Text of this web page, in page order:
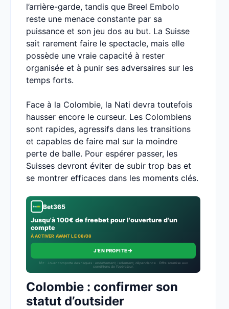
l’arrière-garde, tandis que Breel Embolo
reste une menace constante par sa
puissance et son jeu dos au but. La Suisse
sait rarement faire le spectacle, mais elle
possède une vraie capacité à rester
organisée et à punir ses adversaires sur les
temps forts.
Face à la Colombie, la Nati devra toutefois
hausser encore le curseur. Les Colombiens
sont rapides, agressifs dans les transitions
et capables de faire mal sur la moindre
perte de balle. Pour espérer passer, les
Suisses devront éviter de subir trop bas et
se montrer efficaces dans les moments clés.
Bet365
Jusqu'à 100€ de freebet pour l'ouverture d'un
compte
À ACTIVER AVANT LE 08/08
J'EN PROFITE→
18+ · Jouer comporte des risques : endettement, isolement, dépendance · Offre soumise aux
conditions de l’opérateur.
Colombie : confirmer son
statut d’outsider